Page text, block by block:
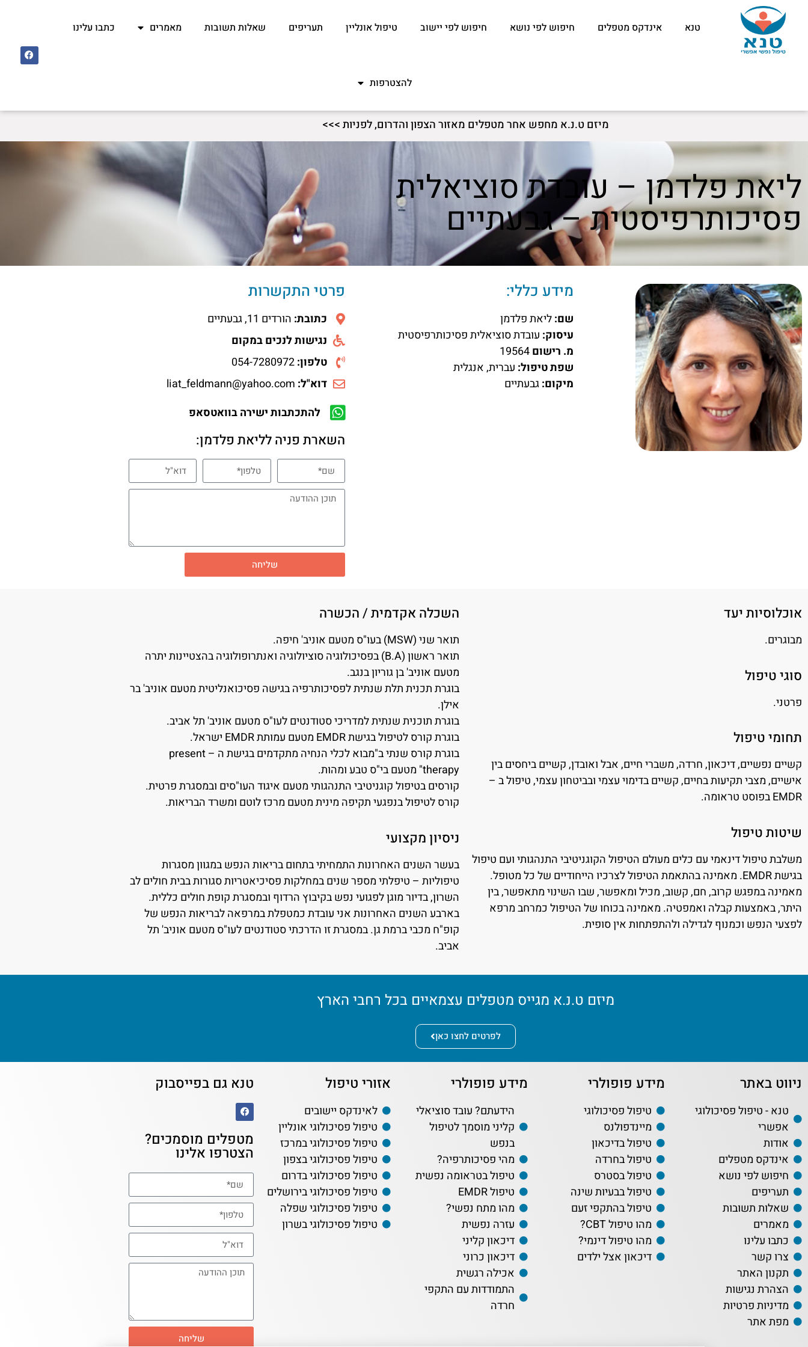
טנא אינדקס מטפלים חיפוש לפי נושא חיפוש לפי יישוב טיפול אונליין תעריפים שאלות תשובות מאמרים כתבו עלינו
להצטרפות
מיזם ט.נ.א מחפש אחר מטפלים מאזור הצפון והדרום, לפניות >>>
ליאת פלדמן – עובדת סוציאלית
פסיכותרפיסטית – גבעתיים
מידע כללי:
שם:ליאת פלדמן
עיסוק: עובדת סוציאלית פסיכותרפיסטית
מ. רישום19564
שפת טיפול: עברית, אנגלית
מיקום:גבעתיים
פרטי התקשרות
כתובת: הורדים 11, גבעתיים
נגישות לנכים במקום
טלפון:
דוא"ל:
להתכתבות ישירה בוואטסאפ
השארת פניה לליאת פלדמן:
שליחה
אוכלוסיות יעד
מבוגרים.
סוגי טיפול
פרטני.
תחומי טיפול
קשיים נפשיים, דיכאון, חרדה, משברי חיים, אבל ואובדן, קשיים ביחסים בין
אישיים, מצבי תקיעות בחיים, קשיים בדימוי עצמי ובביטחון עצמי, טיפול ב –
EMDR בפוסט טראומה.
שיטות טיפול
משלבת טיפול דינאמי עם כלים מעולם הטיפול הקוגניטיבי התנהגותי ועם טיפול
בגישת EMDR. מאמינה בהתאמת הטיפול לצרכיו הייחודיים של כל מטופל.
מאמינה במפגש קרוב, חם, קשוב, מכיל ומאפשר, שבו השינוי מתאפשר, בין
היתר, באמצעות קבלה ואמפטיה. מאמינה בכוחו של הטיפול כמרחב מרפא
לפצעי הנפש וכמנוף לגדילה ולהתפתחות אין סופית.
השכלה אקדמית / הכשרה
תואר שני (MSW) בעו"ס מטעם אוניב' חיפה.
תואר ראשון (B.A) בפסיכולוגיה סוציולוגיה ואנתרופולוגיה בהצטיינות יתרה
מטעם אוניב' בן גוריון בנגב.
בוגרת תכנית תלת שנתית לפסיכותרפיה בגישה פסיכואנליטית מטעם אוניב' בר
אילן.
בוגרת תוכנית שנתית למדריכי סטודנטים לעו"ס מטעם אוניב' תל אביב.
בוגרת קורס לטיפול בגישת EMDR מטעם עמותת EMDR ישראל.
בוגרת קורס שנתי ב"מבוא לכלי הנחיה מתקדמים בגישת ה – present
therapy" מטעם בי"ס טבע ומהות.
קורסים בטיפול קוגניטיבי התנהגותי מטעם איגוד העו"סים ובמסגרת פרטית.
קורס לטיפול בנפגעי תקיפה מינית מטעם מרכז לוטם ומשרד הבריאות.
ניסיון מקצועי
בעשר השנים האחרונות התמחיתי בתחום בריאות הנפש במגוון מסגרות
טיפוליות – טיפלתי מספר שנים במחלקות פסיכיאטריות סגורות בבית חולים לב
השרון, בדיור מוגן לפגועי נפש בקיבוץ הרדוף ובמסגרת קופת חולים כללית.
בארבע השנים האחרונות אני עובדת כמטפלת במרפאה לבריאות הנפש של
קופ"ח מכבי ברמת גן. במסגרת זו הדרכתי סטודנטים לעו"ס מטעם אוניב' תל
אביב.
מיזם ט.נ.א מגייס מטפלים עצמאיים בכל רחבי הארץ
לפרטים לחצו כאן
ניווט באתר
טנא - טיפול פסיכולוגי
אפשרי
אודות
אינדקס מטפלים
חיפוש לפי נושא
תעריפים
שאלות תשובות
מאמרים
כתבו עלינו
צרו קשר
תקנון האתר
הצהרת נגישות
מדיניות פרטיות
מפת אתר
מידע פופולרי
טיפול פסיכולוגי
מיינדפולנס
טיפול בדיכאון
טיפול בחרדה
טיפול בסטרס
טיפול בבעיות שינה
טיפול בהתקפי זעם
מהו טיפול CBT?
מהו טיפול דינמי?
דיכאון אצל ילדים
מידע פופולרי
הידעתם? עובד סוציאלי
קליני מוסמך לטיפול
בנפש
מהי פסיכותרפיה?
טיפול בטראומה נפשית
טיפול EMDR
מהו מתח נפשי?
עזרה נפשית
דיכאון קליני
דיכאון כרוני
אכילה רגשית
התמודדות עם התקפי
חרדה
אזורי טיפול
לאינדקס יישובים
טיפול פסיכולוגי אונליין
טיפול פסיכולוגי במרכז
טיפול פסיכולוגי בצפון
טיפול פסיכולוגי בדרום
טיפול פסיכולוגי בירושלים
טיפול פסיכולוגי שפלה
טיפול פסיכולוגי בשרון
טנא גם בפייסבוק
מטפלים מוסמכים?
הצטרפו אלינו
שליחה